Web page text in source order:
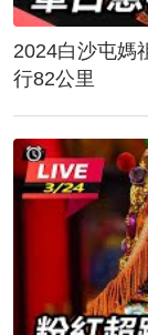
2024白沙屯媽祖
行82公里